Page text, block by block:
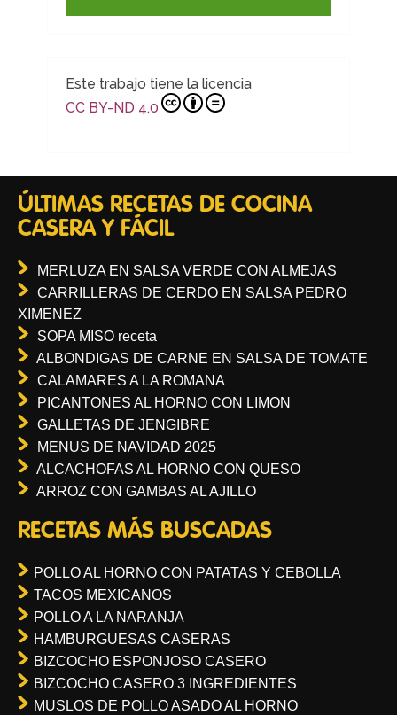
Este trabajo tiene la licencia
CC BY-ND 4.0
ÚLTIMAS RECETAS DE COCINA
CASERA Y FÁCIL
MERLUZA EN SALSA VERDE CON ALMEJAS
CARRILLERAS DE CERDO EN SALSA PEDRO
XIMENEZ
SOPA MISO receta
ALBONDIGAS DE CARNE EN SALSA DE TOMATE
CALAMARES A LA ROMANA
PICANTONES AL HORNO CON LIMON
GALLETAS DE JENGIBRE
MENUS DE NAVIDAD 2025
ALCACHOFAS AL HORNO CON QUESO
ARROZ CON GAMBAS AL AJILLO
RECETAS MÁS BUSCADAS
POLLO AL HORNO CON PATATAS Y CEBOLLA
TACOS MEXICANOS
POLLO A LA NARANJA
HAMBURGUESAS CASERAS
BIZCOCHO ESPONJOSO CASERO
BIZCOCHO CASERO 3 INGREDIENTES
MUSLOS DE POLLO ASADO AL HORNO